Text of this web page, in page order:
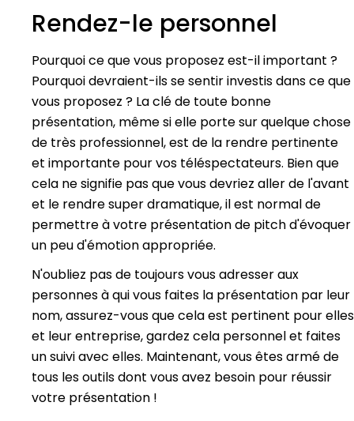
Rendez-le personnel
Pourquoi ce que vous proposez est-il important ?
Pourquoi devraient-ils se sentir investis dans ce que
vous proposez ? La clé de toute bonne
présentation, même si elle porte sur quelque chose
de très professionnel, est de la rendre pertinente
et importante pour vos téléspectateurs. Bien que
cela ne signifie pas que vous devriez aller de l'avant
et le rendre super dramatique, il est normal de
permettre à votre présentation de pitch d'évoquer
un peu d'émotion appropriée.
N'oubliez pas de toujours vous adresser aux
personnes à qui vous faites la présentation par leur
nom, assurez-vous que cela est pertinent pour elles
et leur entreprise, gardez cela personnel et faites
un suivi avec elles. Maintenant, vous êtes armé de
tous les outils dont vous avez besoin pour réussir
votre présentation !